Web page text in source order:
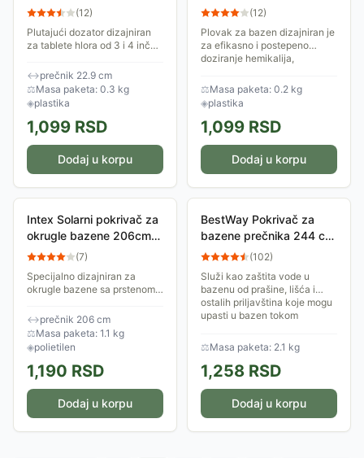
termometrom Plovak za
(12)
Plutajući dozator dizajniran
za tablete hlora od 3 i 4 inča,
optimalnu količinu hemije,
sprečavajući razvoj algi i
bakterija....
↔prečnik 22.9 cm
⚖Masa paketa: 0.3 kg
◈plastika
1,099 RSD
Dodaj u korpu
u bazenima
(12)
Plovak za bazen dizajniran je
za efikasno i postepeno
doziranje hemikalija,
za održavanje čiste i hemijski
uravnotežene...
⚖Masa paketa: 0.2 kg
◈plastika
1,099 RSD
Dodaj u korpu
Intex Solarni pokrivač za
okrugle bazene 206cm
28010
(7)
Specijalno dizajniran za
okrugle bazene sa prstenom
ovaj pokrivač koristi snagu
sunčevih zraka kako bi
ubrzao zagrevanje...
↔prečnik 206 cm
⚖Masa paketa: 1.1 kg
◈polietilen
1,190 RSD
Dodaj u korpu
BestWay Pokrivač za
bazene prečnika 244 cm
58032
(102)
Služi kao zaštita vode u
bazenu od prašine, lišća i
ostalih priljavština koje mogu
upasti u bazen tokom
uslova. Jednostavno i...
⚖Masa paketa: 2.1 kg
1,258 RSD
Dodaj u korpu